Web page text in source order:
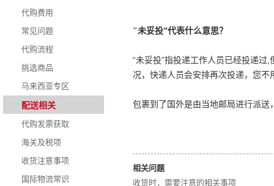
代购费用
常见问题
代购流程
挑选商品
马来西亚专区
配送相关
代购发票获取
海关及税项
收货注意事项
国际物流常识
"未妥投”代表什么意思？
“未妥投”指投递工作人员已经投递
况，快递人员会安排再次投递，您不
包裹到了国外是由当地邮局进行派
相关问题
收货时，需要注意的相关事项